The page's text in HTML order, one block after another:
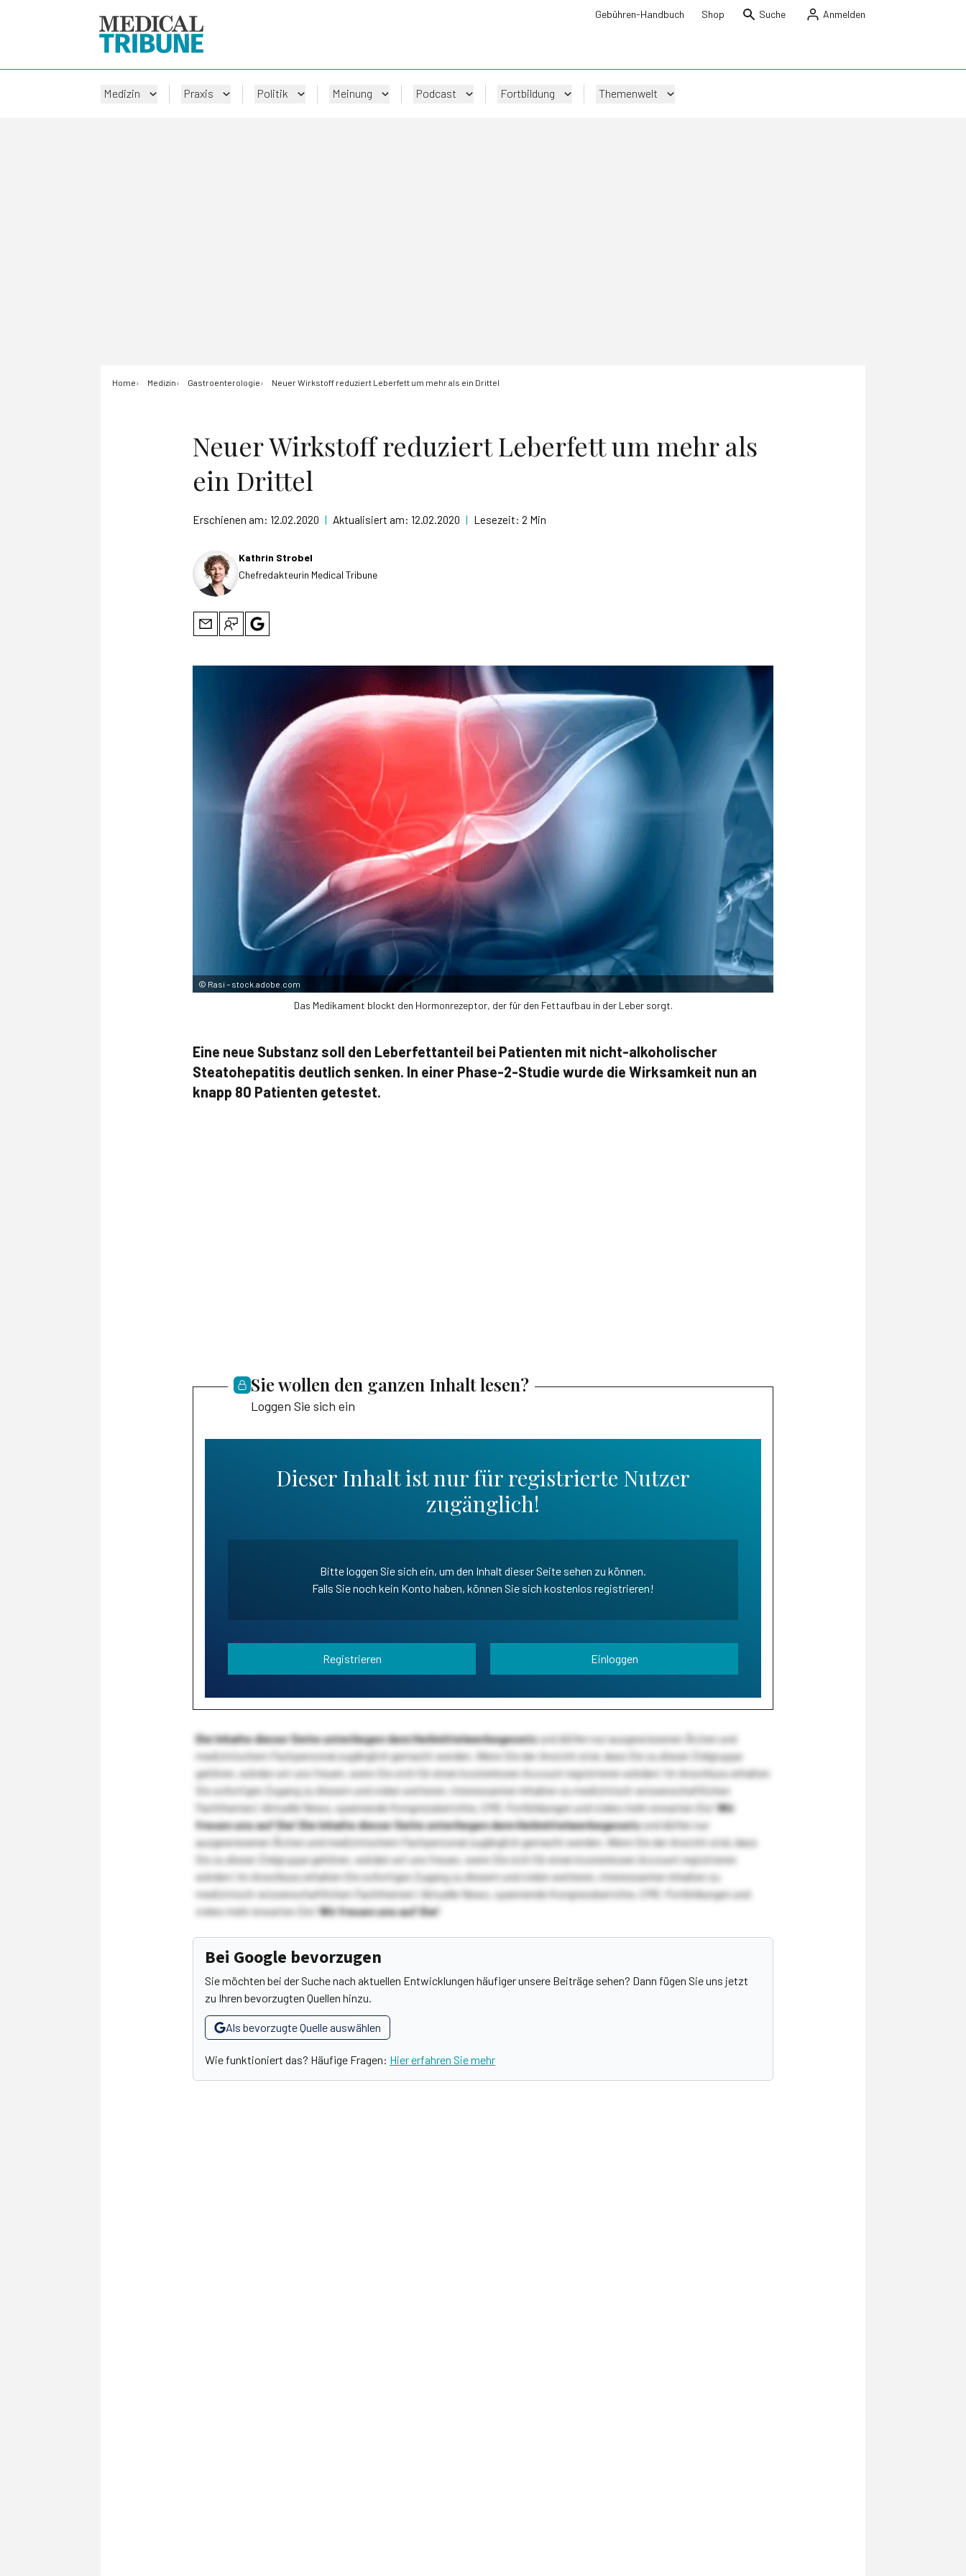
Gebühren-Handbuch Shop Suche Anmelden
Medizin Praxis Politik Meinung Podcast Fortbildung Themenwelt
Home Medizin Gastroenterologie Neuer Wirkstoff reduziert Leberfett um mehr als ein Drittel
Neuer Wirkstoff reduziert Leberfett um mehr als
ein Drittel
Erschienen am: 12.02.2020 | Aktualisiert am: 12.02.2020 | Lesezeit: 2 Min
Kathrin Strobel
Chefredakteurin Medical Tribune
© Rasi – stock.adobe.com
Das Medikament blockt den Hormonrezeptor, der für den Fettaufbau in der Leber sorgt.
Eine neue Substanz soll den Leberfettanteil bei Patienten mit nicht-alkoholischer
Steatohepatitis deutlich senken. In einer Phase-2-Studie wurde die Wirksamkeit nun an
knapp 80 Patienten getestet.
Sie wollen den ganzen Inhalt lesen?
Loggen Sie sich ein
Dieser Inhalt ist nur für registrierte Nutzer
zugänglich!
Bitte loggen Sie sich ein, um den Inhalt dieser Seite sehen zu können.
Falls Sie noch kein Konto haben, können Sie sich kostenlos registrieren!
Registrieren Einloggen
Die Inhalte dieser Seite unterliegen dem Heilmittelwerbegesetzund dürfen nur ausgewiesenen Ärzten und
medizinischem Fachpersonal zugänglich gemacht werden. Wenn Sie der Ansicht sind, dass Sie zu dieser Zielgruppe
gehören, würden wir uns freuen, wenn Sie sich für einen kostenlosen Account registrieren würden! Im Anschluss erhalten
Sie sofortigen Zugang zu diesem und vielen weiteren, interessanten Inhalten zu medizinisch-wissenschaftlichen
Fachthemen! Aktuelle News, spannende Kongressberichte, CME-Fortbildungen und vieles mehr erwarten Sie!Wir
freuen uns auf Sie!Die Inhalte dieser Seite unterliegen dem Heilmittelwerbegesetzund dürfen nur
ausgewiesenen Ärzten und medizinischem Fachpersonal zugänglich gemacht werden. Wenn Sie der Ansicht sind, dass
Sie zu dieser Zielgruppe gehören, würden wir uns freuen, wenn Sie sich für einen kostenlosen Account registrieren
würden! Im Anschluss erhalten Sie sofortigen Zugang zu diesem und vielen weiteren, interessanten Inhalten zu
medizinisch-wissenschaftlichen Fachthemen! Aktuelle News, spannende Kongressberichte, CME-Fortbildungen und
vieles mehr erwarten Sie!Wir freuen uns auf Sie!
Bei Google bevorzugen
Sie möchten bei der Suche nach aktuellen Entwicklungen häufiger unsere Beiträge sehen? Dann fügen Sie uns jetzt
zu Ihren bevorzugten Quellen hinzu.
Als bevorzugte Quelle auswählen
Wie funktioniert das? Häufige Fragen: Hier erfahren Sie mehr